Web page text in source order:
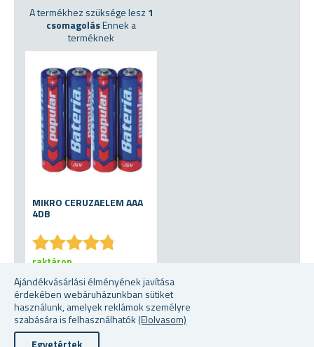
Ajándékvásárlási élményének javítása
érdekében webáruházunkban sütiket
használunk, amelyek reklámok személyre
szabására is felhasználhatók (Elolvasom)
Egyetértek
A termékhez szüksége lesz 1
csomagolásEnnek a
terméknek
MIKRO CERUZAELEM AAA
4DB
★★★★★
★★★★★
363 Fttól
raktáron